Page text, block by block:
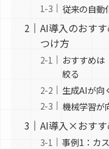
従来の自動
AI導入のおす
つけ方
おすすめ
絞る
生成AIが向
機械学習が
AI導入×おすす
事例1：カ